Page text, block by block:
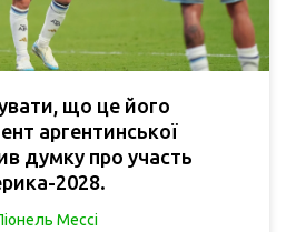
що це його
аргентинської
думку про участь
2028.
Мессі